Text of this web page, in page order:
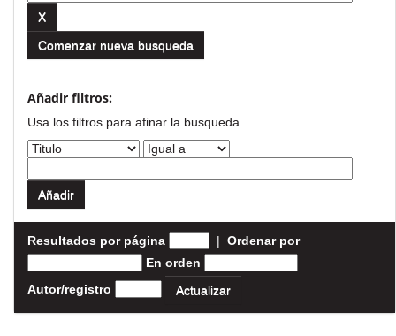
Comenzar nueva busqueda
Añadir filtros:
Usa los filtros para afinar la busqueda.
Resultados por página | Ordenar por
En orden
Autor/registro